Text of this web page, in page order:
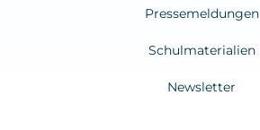
Pressemeldungen
Schulmaterialien
Newsletter